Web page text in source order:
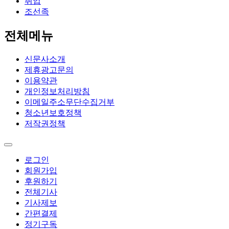
조선족
전체메뉴
신문사소개
제휴광고문의
이용약관
개인정보처리방침
이메일주소무단수집거부
청소년보호정책
저작권정책
로그인
회원가입
후원하기
전체기사
기사제보
간편결제
정기구독